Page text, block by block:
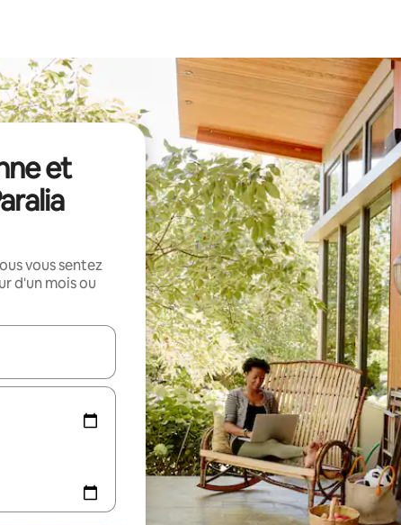
et
vous sentez
d'un mois ou
les flèches vers le haut et vers le bas pour les parcourir ou en